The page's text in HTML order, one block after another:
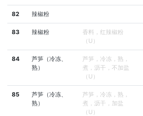
82 辣椒粉
83 辣椒粉
香料，红辣椒粉
（U）
84
芦笋（冷冻、
熟）
芦笋，冷冻，熟，
煮，沥干，不加盐
（U）
85
芦笋（冷冻、
熟）
芦笋，冷冻，熟，
煮，沥干，加盐
（U）